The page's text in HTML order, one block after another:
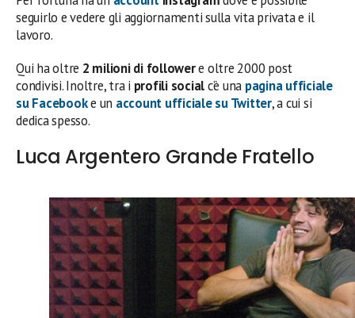
seguirlo e vedere gli aggiornamenti sulla vita privata e il
lavoro.
Qui ha oltre 2 milioni di followere oltre 2000 post
condivisi. Inoltre, tra i profili socialc’è una pagina ufficiale
su Facebooke un account ufficiale su Twitter, a cui si
dedica spesso.
Luca Argentero Grande Fratello